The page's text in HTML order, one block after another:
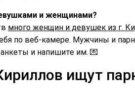
и женщинами?
много женщин и девушек из г.
по веб-камере. Мужчины и
и напишите им. 💌
ищут